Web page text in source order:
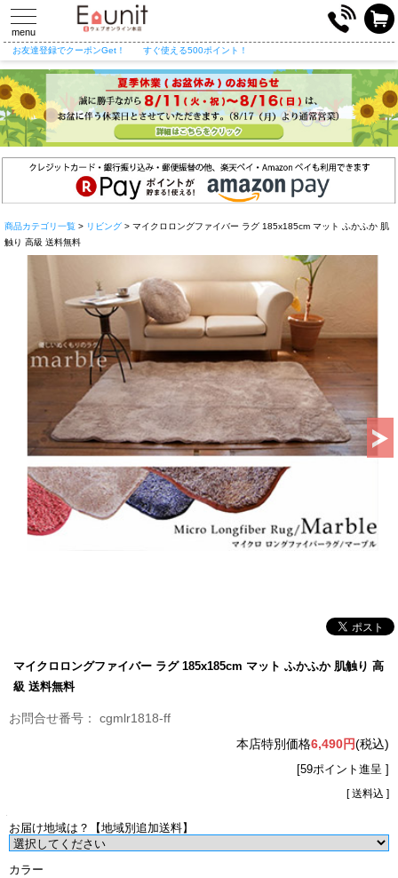
toggle
navigation
menu
お友達登録でクーポンGet！ すぐ使える500ポイント！
商品カテゴリ一覧 > リビング > マイクロロングファイバー ラグ 185x185cm マット ふかふか 肌
触り 高級 送料無料
マイクロロングファイバー ラグ 185x185cm マット ふかふか 肌触り 高
級 送料無料
cgmlr1818-ff
本店特別価格6,490円(税込)
[59ポイント進呈 ]
[ 送料込 ]
お届け地域は？【地域別追加送料】
カラー